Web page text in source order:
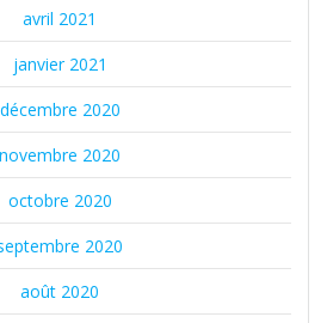
avril 2021
janvier 2021
décembre 2020
novembre 2020
octobre 2020
2020
août 2020